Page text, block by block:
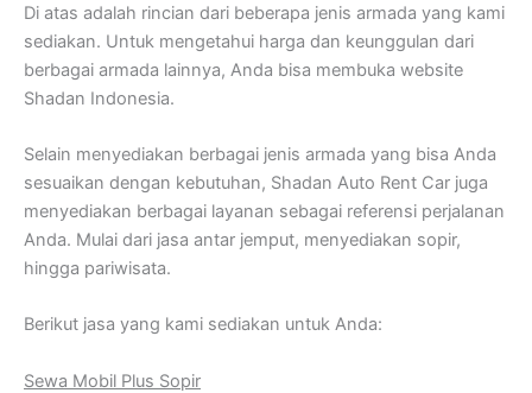
Di atas adalah rincian dari beberapa jenis armada yang kami
sediakan. Untuk mengetahui harga dan keunggulan dari
berbagai armada lainnya, Anda bisa membuka website
Shadan Indonesia.
Selain menyediakan berbagai jenis armada yang bisa Anda
sesuaikan dengan kebutuhan, Shadan Auto Rent Car juga
menyediakan berbagai layanan sebagai referensi perjalanan
Anda. Mulai dari jasa antar jemput, menyediakan sopir,
hingga pariwisata.
Berikut jasa yang kami sediakan untuk Anda:
Sewa Mobil Plus Sopir